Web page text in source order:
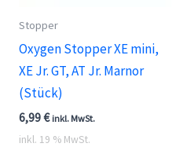
Stopper
Oxygen Stopper XE mini,
XE Jr. GT, AT Jr. Marnor
(Stück)
6,99€ inkl. MwSt.
inkl. 19 % MwSt.